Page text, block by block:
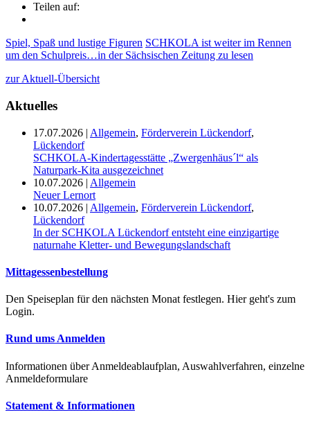
Teilen auf:
Spiel, Spaß und lustige Figuren SCHKOLA ist weiter im Rennen
um den Schulpreis…in der Sächsischen Zeitung zu lesen
zur Aktuell-Übersicht
Aktuelles
17.07.2026 | Allgemein, Förderverein Lückendorf,
Lückendorf
SCHKOLA-Kindertagesstätte „Zwergenhäus´l“ als
Naturpark-Kita ausgezeichnet
10.07.2026 | Allgemein
Neuer Lernort
10.07.2026 | Allgemein, Förderverein Lückendorf,
Lückendorf
In der SCHKOLA Lückendorf entsteht eine einzigartige
naturnahe Kletter- und Bewegungslandschaft
Mittagessenbestellung
Den Speiseplan für den nächsten Monat festlegen. Hier geht's zum
Login.
Rund ums Anmelden
Informationen über Anmeldeablaufplan, Auswahlverfahren, einzelne
Anmeldeformulare
Statement & Informationen